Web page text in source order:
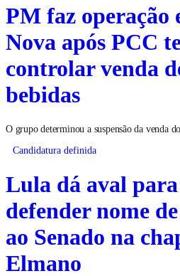
PM faz operação
Nova após PCC
controlar venda
bebidas
O grupo determinou a suspensão da venda
Candidatura definida
Lula dá aval
defender nome
ao Senado na
Elmano